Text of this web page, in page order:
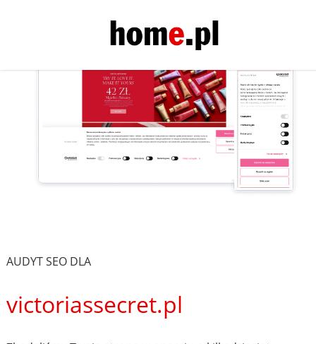
AUDYT SEO DLA
victoriassecret.pl